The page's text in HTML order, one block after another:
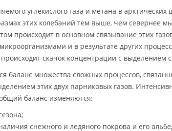
углекислого газа и метана в
этих колебаний тем выше, чем севернее
происходит в основном связывание этих
и в результате других
скачок концентрации с выделением
баланс множества сложных процессов,
этих двух парниковых газов.
баланс изменяются:
снежного и ледяного покрова и его